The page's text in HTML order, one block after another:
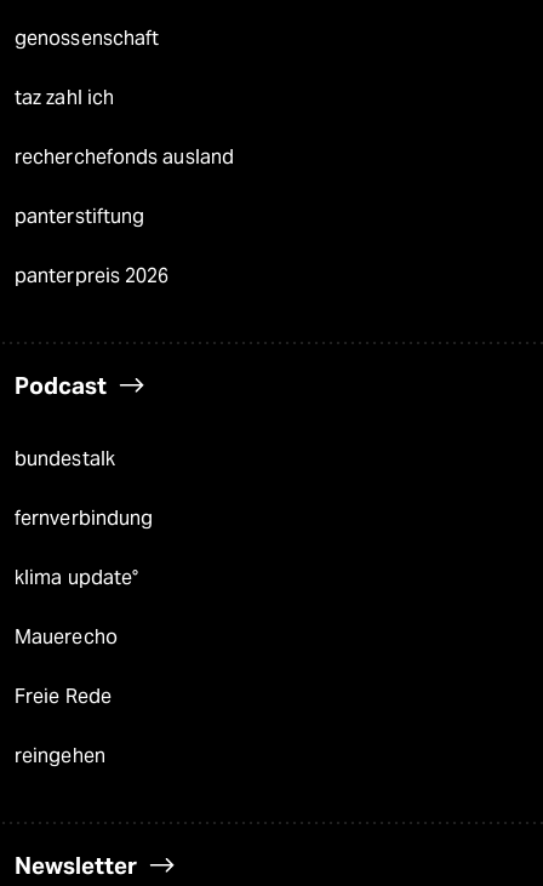
genossenschaft
taz zahl ich
recherchefonds ausland
panterstiftung
panterpreis 2026
Podcast
bundestalk
fernverbindung
klima update°
Mauerecho
Freie Rede
reingehen
Newsletter